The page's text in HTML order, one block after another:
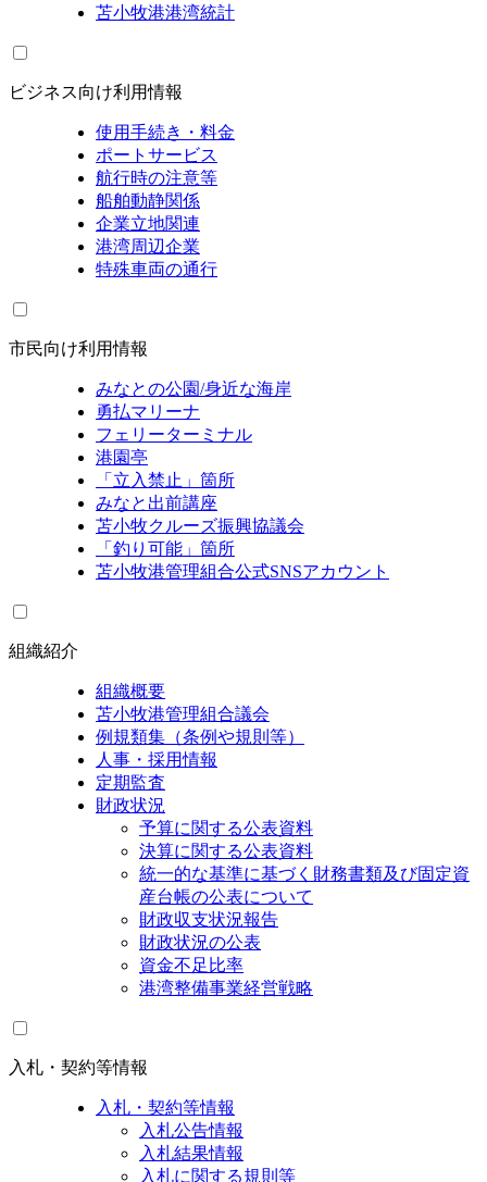
苫小牧港港湾統計
ビジネス向け利用情報
使用手続き・料金
ポートサービス
航行時の注意等
船舶動静関係
企業立地関連
港湾周辺企業
特殊車両の通行
市民向け利用情報
みなとの公園/身近な海岸
勇払マリーナ
フェリーターミナル
港園亭
「立入禁止」箇所
みなと出前講座
苫小牧クルーズ振興協議会
「釣り可能」箇所
苫小牧港管理組合公式SNSアカウント
組織紹介
組織概要
苫小牧港管理組合議会
例規類集（条例や規則等）
人事・採用情報
定期監査
財政状況
予算に関する公表資料
決算に関する公表資料
統一的な基準に基づく財務書類及び固定資
産台帳の公表について
財政収支状況報告
財政状況の公表
資金不足比率
港湾整備事業経営戦略
入札・契約等情報
入札・契約等情報
入札公告情報
入札結果情報
入札に関する規則等